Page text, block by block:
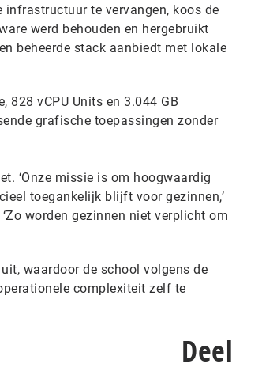
te vervangen, koos de
werd behouden en hergebruikt
beheerde stack aanbiedt met lokale
828 vCPU Units en 3.044 GB
grafische toepassingen zonder
‘Onze missie is om hoogwaardig
toegankelijk blijft voor gezinnen,’
worden gezinnen niet verplicht om
waardoor de school volgens de
complexiteit zelf te
Deel